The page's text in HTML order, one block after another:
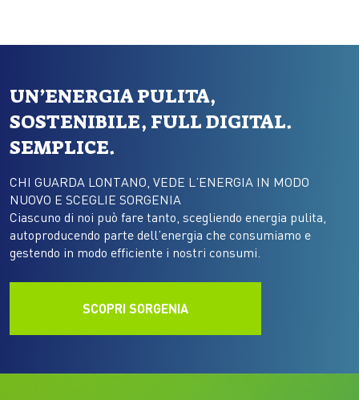
UN’ENERGIA PULITA,
SOSTENIBILE, FULL DIGITAL.
SEMPLICE.
CHI GUARDA LONTANO, VEDE L’ENERGIA IN MODO
NUOVO E SCEGLIE SORGENIA
Ciascuno di noi può fare tanto, scegliendo energia pulita,
autoproducendo parte dell’energia che consumiamo e
gestendo in modo efficiente i nostri consumi.
SCOPRI SORGENIA